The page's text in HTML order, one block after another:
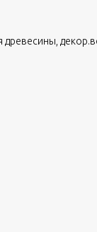
древесины,